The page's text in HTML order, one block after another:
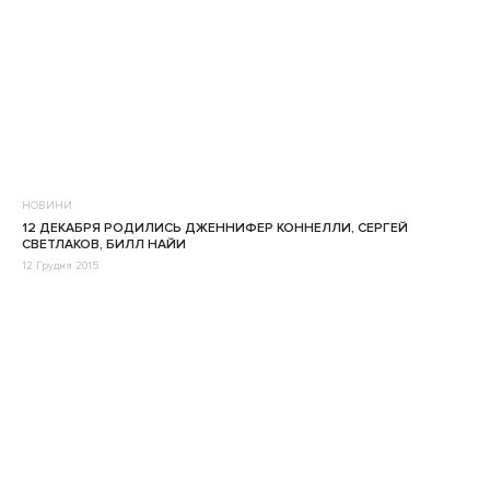
НОВИНИ
12 ДЕКАБРЯ РОДИЛИСЬ ДЖЕННИФЕР КОННЕЛЛИ, СЕРГЕЙ
СВЕТЛАКОВ, БИЛЛ НАЙИ
12 Грудня 2015